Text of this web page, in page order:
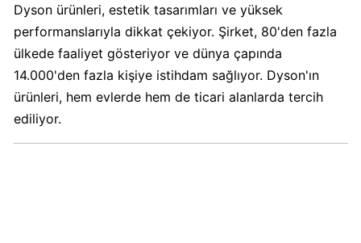
Boykot
mu?
Cheetos
Kimin
Sahibi
Kim?
Dyson ürünleri, estetik tasarımları ve yüksek
performanslarıyla dikkat çekiyor. Şirket, 80'den fazla
ülkede faaliyet gösteriyor ve dünya çapında
14.000'den fazla kişiye istihdam sağlıyor. Dyson'ın
ürünleri, hem evlerde hem de ticari alanlarda tercih
ediliyor.